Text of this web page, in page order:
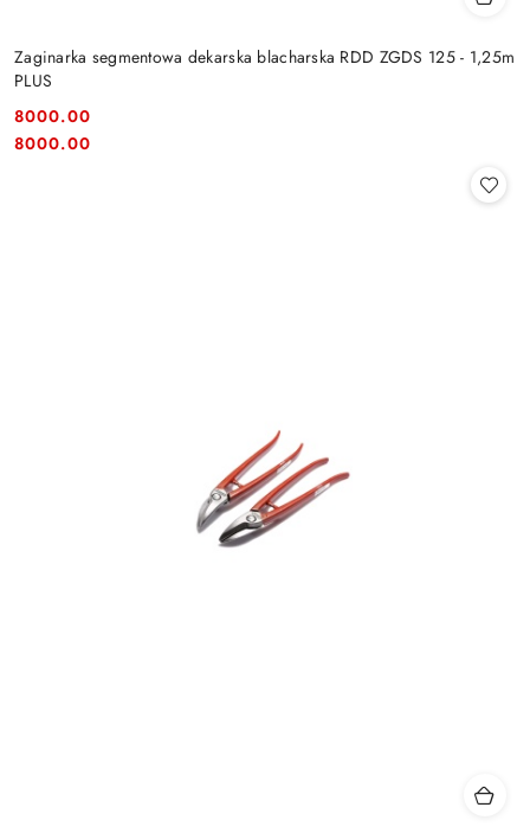
Zaginarka segmentowa dekarska blacharska RDD ZGDS 125 - 1,25m
PLUS
Cena:
8000.00
Cena:
8000.00